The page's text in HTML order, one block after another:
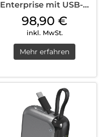
Enterprise mit USB-C
Kabel 20000...
98,90 €
inkl. MwSt.
Mehr erfahren